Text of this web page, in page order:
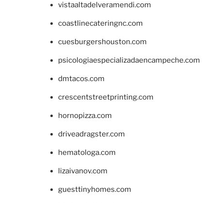
vistaaltadelveramendi.com
coastlinecateringnc.com
cuesburgershouston.com
psicologiaespecializadaencampeche.com
dmtacos.com
crescentstreetprinting.com
hornopizza.com
driveadragster.com
hematologa.com
lizaivanov.com
guesttinyhomes.com